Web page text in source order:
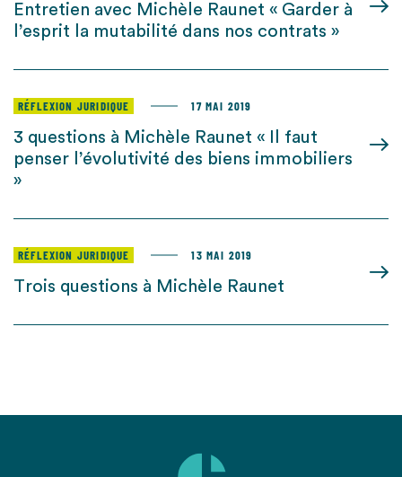
Entretien avec Michèle Raunet « Garder à
l’esprit la mutabilité dans nos contrats »
RÉFLEXION JURIDIQUE 17 MAI 2019
3 questions à Michèle Raunet « Il faut
penser l’évolutivité des biens immobiliers
»
RÉFLEXION JURIDIQUE 13 MAI 2019
Trois questions à Michèle Raunet